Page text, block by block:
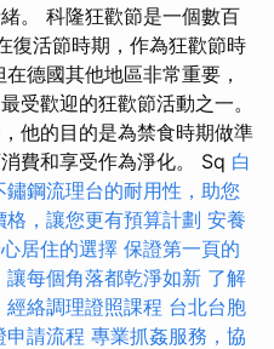
。 科隆狂歡節是一個數百
復活節時期，作為狂歡節時
德國其他地區非常重要，
受歡迎的狂歡節活動之一。
他的目的是為禁食時期做準
費和享受作為淨化。 Sq 白
鏽鋼流理台的耐用性，助您
，讓您更有預算計劃 安養
居住的選擇 保證第一頁的
讓每個角落都乾淨如新 了解
經絡調理證照課程 台北台胞
申請流程 專業抓姦服務，協